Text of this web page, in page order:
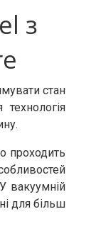
з
стан
проходить
вакуумній
для більш